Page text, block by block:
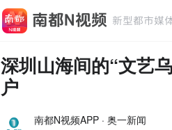
深圳山海间的“文艺
户
南都N视频APP · 奥一新闻